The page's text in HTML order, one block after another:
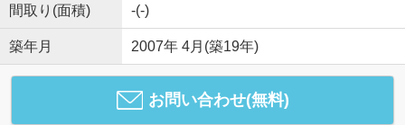
間取り(面積) -(-)
築年月 2007年 4月(築19年)
お問い合わせ(無料)